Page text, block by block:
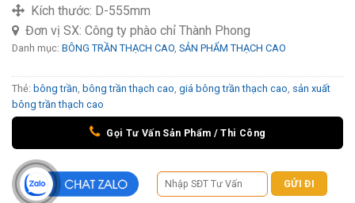
Kích thước: D-555mm
Đơn vị SX: Công ty phào chỉ Thành Phong
Danh mục: BÔNG TRẦN THẠCH CAO, SẢN PHẨM THẠCH CAO
Thẻ: bông trần, bông trần thạch cao, giá bông trần thạch cao, sản xuất
bông trần thạch cao
Gọi Tư Vấn Sản Phẩm / Thi Công